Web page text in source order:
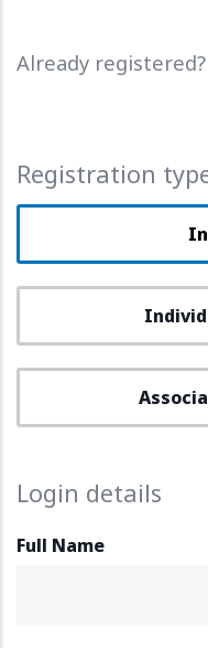
Already registered?
Registration
Login details
Full Name